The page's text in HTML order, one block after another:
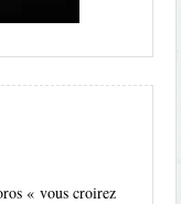
« vous croirez